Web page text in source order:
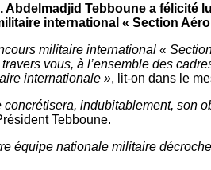
Tebboune a félicité
international « Section
militaire international «
vous, à l’ensemble des
internationale », lit-on dans le
indubitablement, son
Tebboune.
équipe nationale militaire